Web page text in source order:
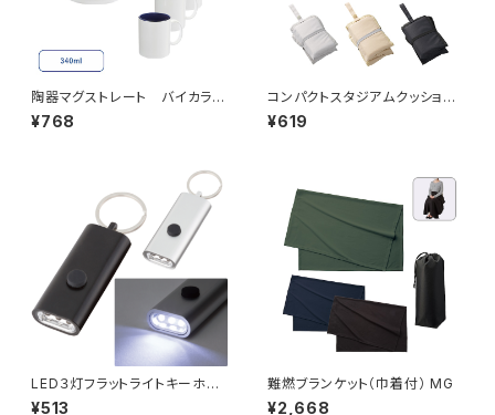
陶器マグストレート バイカラー
MG
¥768
コンパクトスタジアムクッショ
ン MG
¥619
LED３灯フラットライトキーホル
ダー MG
¥513
難燃ブランケット（巾着付） MG
¥2,668